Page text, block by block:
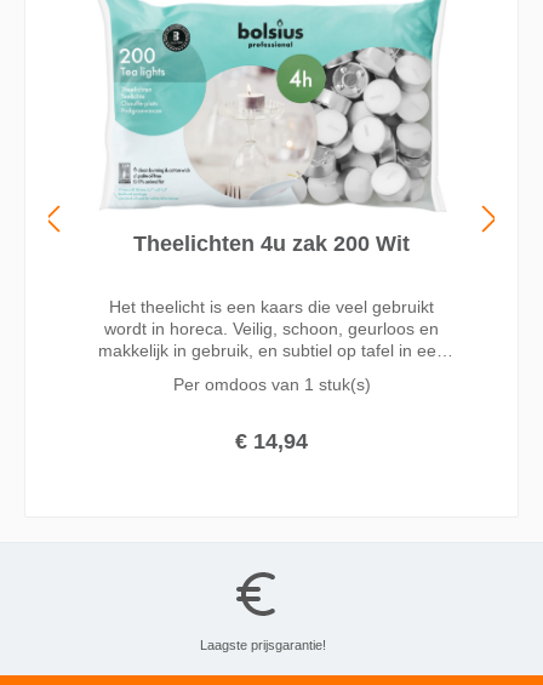
Theelichten 4u zak 200 Wit
Het theelicht is een kaars die veel gebruikt
wordt in horeca. Veilig, schoon, geurloos en
makkelijk in gebruik, en subtiel op tafel in een
mooie vlam zorgen voor een avond vol
van 4 uur. De vlam is van begin tot eind goed
zichtbaar, en makkelijk opnieuw aan te steken.
Per omdoos van 1 stuk(s)
€ 14,94
Laagste prijsgarantie!